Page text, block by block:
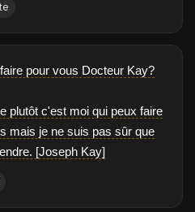
pour vous Docteur Kay?
plutôt c'est moi qui peux faire
mais je ne suis pas sûr que
[Joseph Kay]